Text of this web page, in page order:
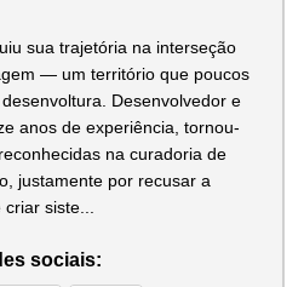
sua trajetória na interseção
— um território que poucos
Desenvolvedor e
anos de experiência, tornou-
na curadoria de
justamente por recusar a
siste...
sociais: